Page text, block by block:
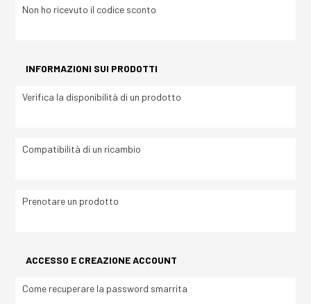
Non ho ricevuto il codice sconto
INFORMAZIONI SUI PRODOTTI
Verifica la disponibilità di un prodotto
Compatibilità di un ricambio
Prenotare un prodotto
ACCESSO E CREAZIONE ACCOUNT
Come recuperare la password smarrita